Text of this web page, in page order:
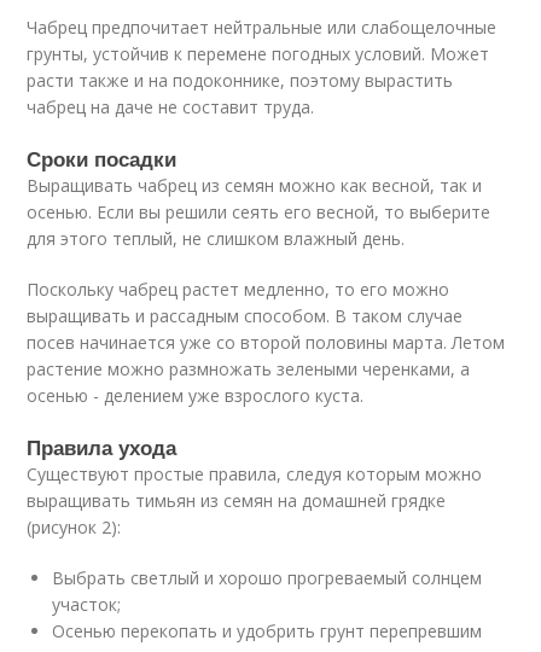
Чабрец предпочитает нейтральные или слабощелочные
грунты, устойчив к перемене погодных условий. Может
расти также и на подоконнике, поэтому вырастить
чабрец на даче не составит труда.
Сроки посадки
Выращивать чабрец из семян можно как весной, так и
осенью. Если вы решили сеять его весной, то выберите
для этого теплый, не слишком влажный день.
Поскольку чабрец растет медленно, то его можно
выращивать и рассадным способом. В таком случае
посев начинается уже со второй половины марта. Летом
растение можно размножать зелеными черенками, а
осенью - делением уже взрослого куста.
Правила ухода
Существуют простые правила, следуя которым можно
выращивать тимьян из семян на домашней грядке
(рисунок 2):
Выбрать светлый и хорошо прогреваемый солнцем
участок;
Осенью перекопать и удобрить грунт перепревшим